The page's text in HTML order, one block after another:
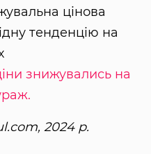
цінова
тенденцію на
знижувались на
2024 р.